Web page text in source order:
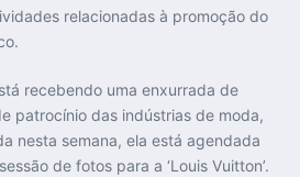
relacionadas à promoção do
recebendo uma enxurrada de
patrocínio das indústrias de moda,
nesta semana, ela está agendada
de fotos para a ‘Louis Vuitton’.